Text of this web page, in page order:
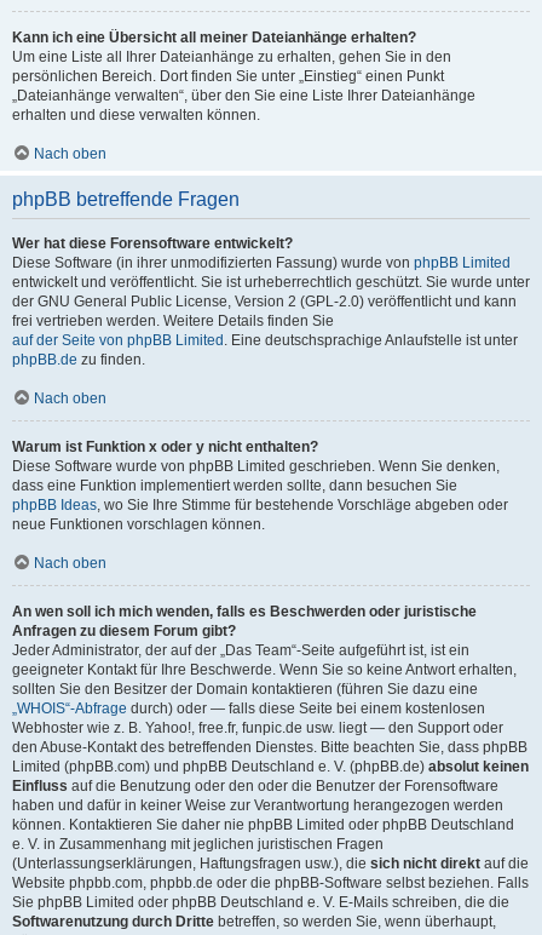
Kann ich eine Übersicht all meiner Dateianhänge erhalten?
Um eine Liste all Ihrer Dateianhänge zu erhalten, gehen Sie in den
persönlichen Bereich. Dort finden Sie unter „Einstieg“ einen Punkt
„Dateianhänge verwalten“, über den Sie eine Liste Ihrer Dateianhänge
erhalten und diese verwalten können.
Nach oben
phpBB betreffende Fragen
Wer hat diese Forensoftware entwickelt?
Diese Software (in ihrer unmodifizierten Fassung) wurde von phpBB Limited
entwickelt und veröffentlicht. Sie ist urheberrechtlich geschützt. Sie wurde unter
der GNU General Public License, Version 2 (GPL-2.0) veröffentlicht und kann
frei vertrieben werden. Weitere Details finden Sie
auf der Seite von phpBB Limited . Eine deutschsprachige Anlaufstelle ist unter
phpBB.de zu finden.
Nach oben
Warum ist Funktion x oder y nicht enthalten?
Diese Software wurde von phpBB Limited geschrieben. Wenn Sie denken,
dass eine Funktion implementiert werden sollte, dann besuchen Sie
phpBB Ideas, wo Sie Ihre Stimme für bestehende Vorschläge abgeben oder
neue Funktionen vorschlagen können.
Nach oben
An wen soll ich mich wenden, falls es Beschwerden oder juristische
Anfragen zu diesem Forum gibt?
Jeder Administrator, der auf der „Das Team“-Seite aufgeführt ist, ist ein
geeigneter Kontakt für Ihre Beschwerde. Wenn Sie so keine Antwort erhalten,
sollten Sie den Besitzer der Domain kontaktieren (führen Sie dazu eine
„WHOIS“-Abfrage durch) oder — falls diese Seite bei einem kostenlosen
Webhoster wie z. B. Yahoo!, free.fr, funpic.de usw. liegt — den Support oder
den Abuse-Kontakt des betreffenden Dienstes. Bitte beachten Sie, dass phpBB
Limited (phpBB.com) und phpBB Deutschland e. V. (phpBB.de) absolut keinen
Einfluss auf die Benutzung oder den oder die Benutzer der Forensoftware
haben und dafür in keiner Weise zur Verantwortung herangezogen werden
können. Kontaktieren Sie daher nie phpBB Limited oder phpBB Deutschland
e. V. in Zusammenhang mit jeglichen juristischen Fragen
(Unterlassungserklärungen, Haftungsfragen usw.), die sich nicht direkt auf die
Website phpbb.com, phpbb.de oder die phpBB-Software selbst beziehen. Falls
Sie phpBB Limited oder phpBB Deutschland e. V. E-Mails schreiben, die die
Softwarenutzung durch Dritte betreffen, so werden Sie, wenn überhaupt,